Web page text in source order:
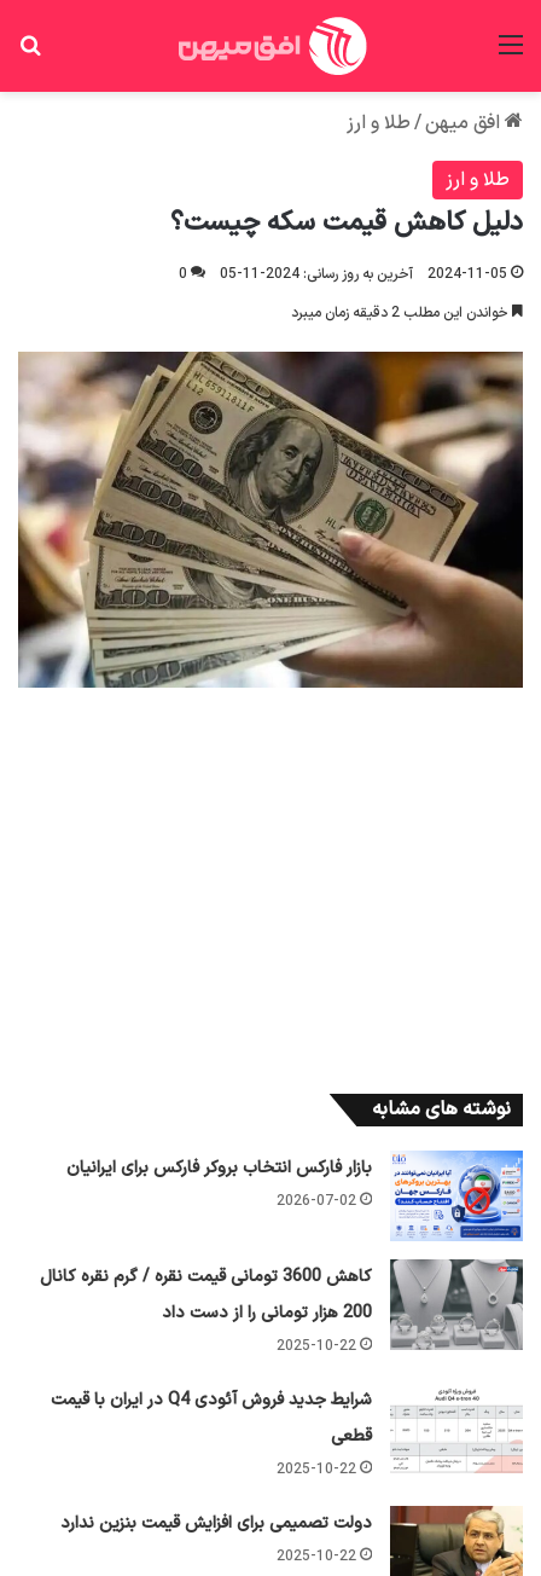
افق میهن/طلا و ارز
طلا و ارز
دلیل کاهش قیمت سکه چیست؟
2024-11-05 آخرین به روز رسانی: 2024-11-05
0
خواندن این مطلب 2 دقیقه زمان میبرد
نوشته های مشابه
بازار فارکس انتخاب بروکر فارکس برای ایرانیان
2026-07-02
کاهش 3600 تومانی قیمت نقره / گرم نقره کانال
200 هزار تومانی را از دست داد
2025-10-22
شرایط جدید فروش آئودی Q4 در ایران با قیمت
قطعی
2025-10-22
دولت تصمیمی برای افزایش قیمت بنزین ندارد
2025-10-22